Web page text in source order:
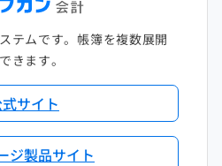
テムです。帳簿を複数展開
きます。
サイト
ジ製品サイト